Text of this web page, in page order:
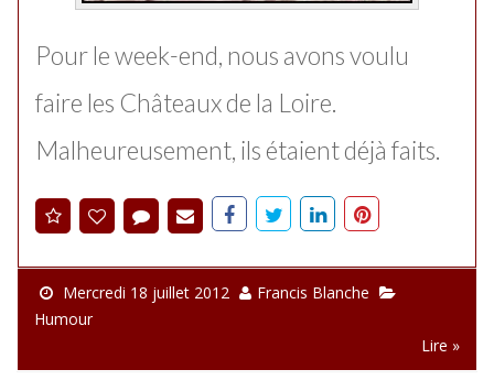
Pour le week-end, nous avons voulu
faire les Châteaux de la Loire.
Malheureusement, ils étaient déjà faits.
Mercredi 18 juillet 2012
Francis Blanche
Humour
Lire »